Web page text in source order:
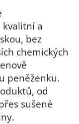
kvalitní a
bez
chemických
peněženku.
od
sušené